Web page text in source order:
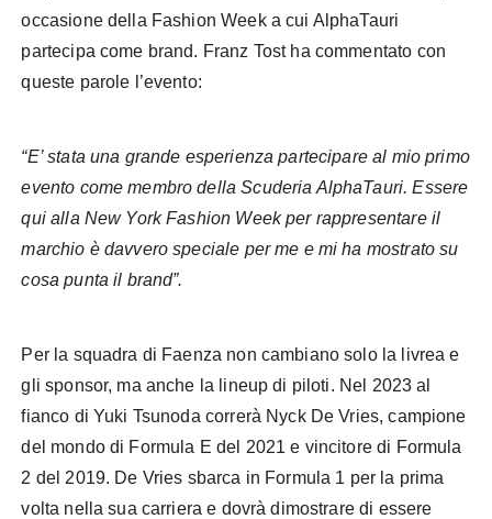
occasione della Fashion Week a cui AlphaTauri
partecipa come brand. Franz Tost ha commentato con
queste parole l’evento:
“E’ stata una grande esperienza partecipare al mio primo
evento come membro della Scuderia AlphaTauri. Essere
qui alla New York Fashion Week per rappresentare il
marchio è davvero speciale per me e mi ha mostrato su
cosa punta il brand”.
Per la squadra di Faenza non cambiano solo la livrea e
gli sponsor, ma anche la lineup di piloti. Nel 2023 al
fianco di Yuki Tsunoda correrà Nyck De Vries, campione
del mondo di Formula E del 2021 e vincitore di Formula
2 del 2019. De Vries sbarca in Formula 1 per la prima
volta nella sua carriera e dovrà dimostrare di essere